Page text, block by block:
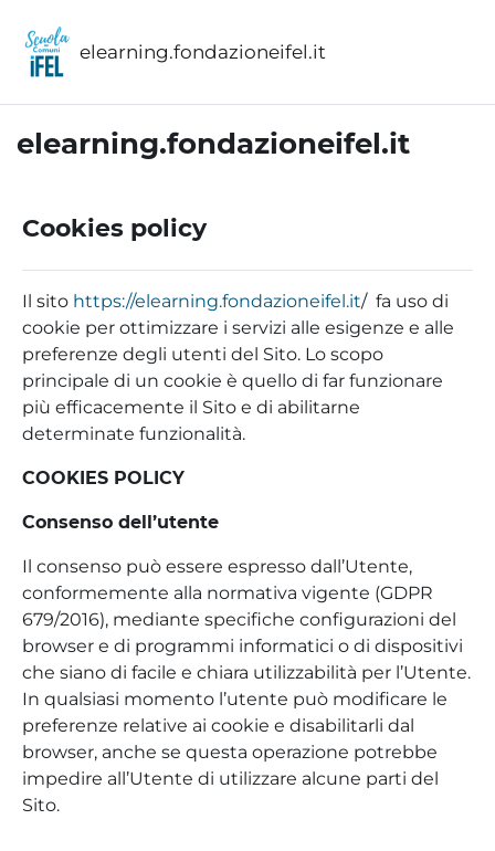
elearning.fondazioneifel.it
elearning.fondazioneifel.it
Cookies policy
Il sito https://elearning.fondazioneifel.it/ fa uso di
cookie per ottimizzare i servizi alle esigenze e alle
preferenze degli utenti del Sito. Lo scopo
principale di un cookie è quello di far funzionare
più efficacemente il Sito e di abilitarne
determinate funzionalità.
COOKIES POLICY
Consenso dell’utente
Il consenso può essere espresso dall’Utente,
conformemente alla normativa vigente (GDPR
679/2016), mediante specifiche configurazioni del
browser e di programmi informatici o di dispositivi
che siano di facile e chiara utilizzabilità per l’Utente.
In qualsiasi momento l’utente può modificare le
preferenze relative ai cookie e disabilitarli dal
browser, anche se questa operazione potrebbe
impedire all’Utente di utilizzare alcune parti del
Sito.